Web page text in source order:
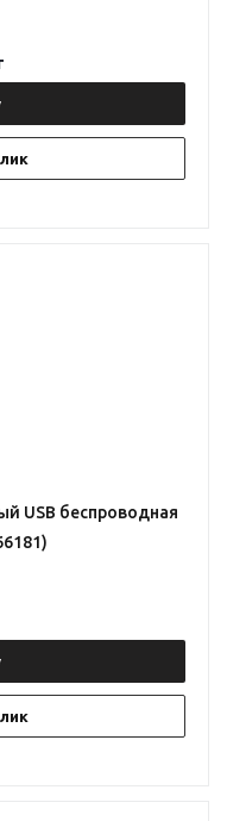
USB беспроводная